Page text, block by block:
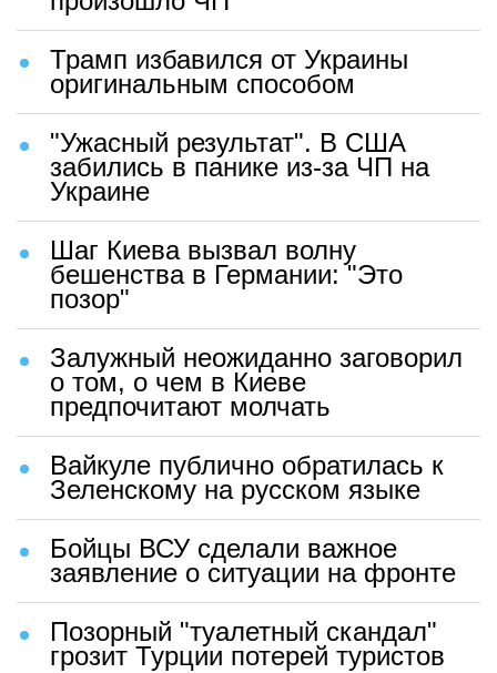
Трамп избавился от Украины
оригинальным способом
"Ужасный результат". В США
забились в панике из-за ЧП на
Украине
Шаг Киева вызвал волну
бешенства в Германии: "Это
позор"
Залужный неожиданно заговорил
о том, о чем в Киеве
предпочитают молчать
Вайкуле публично обратилась к
Зеленскому на русском языке
Бойцы ВСУ сделали важное
заявление о ситуации на фронте
Позорный "туалетный скандал"
грозит Турции потерей туристов